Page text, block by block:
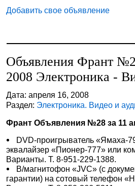
Добавить свое объявление
Объявления Франт
2008 Электроника -
Дата: апреля 16, 2008
Раздел: Электроника. Видео и
Франт Объявления №28 за 11
DVD-проигрыватель «Ямаха-
эквалайзер «Пионер-777» или
Варианты. Т. 8-951-229-1388.
В/магнитофон «JVC» (с
гарантии) на сотовый телефон